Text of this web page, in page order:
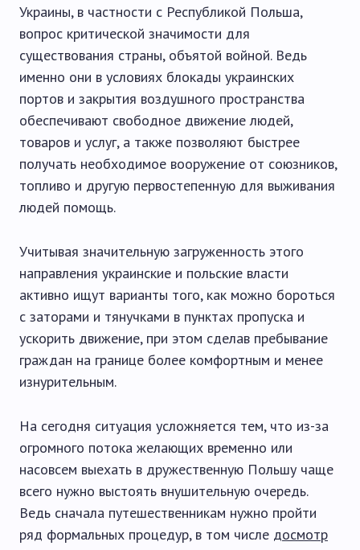
Украины, в частности с Республикой Польша,
вопрос критической значимости для
существования страны, объятой войной. Ведь
именно они в условиях блокады украинских
портов и закрытия воздушного пространства
обеспечивают свободное движение людей,
товаров и услуг, а также позволяют быстрее
получать необходимое вооружение от союзников,
топливо и другую первостепенную для выживания
людей помощь.
Учитывая значительную загруженность этого
направления украинские и польские власти
активно ищут варианты того, как можно бороться
с заторами и тянучками в пунктах пропуска и
ускорить движение, при этом сделав пребывание
граждан на границе более комфортным и менее
изнурительным.
На сегодня ситуация усложняется тем, что из-за
огромного потока желающих временно или
насовсем выехать в дружественную Польшу чаще
всего нужно выстоять внушительную очередь.
Ведь сначала путешественникам нужно пройти
ряд формальных процедур, в том числе досмотр